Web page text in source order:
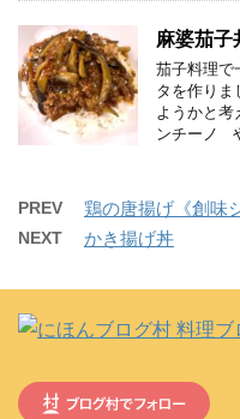
麻婆茄子
茄子料理で
タを作りま
ようかと考
ンチーノ
PREV 鶏の唐揚げ《創味
NEXT かき揚げ丼